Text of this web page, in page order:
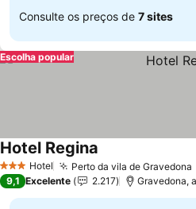
Consulte os preços de 7 sites
Escolha popular
3 EstrelasHotel Perto da vila de Gravedona
Hotel Regina
9,1 Excelente 2.217 Gravedona,